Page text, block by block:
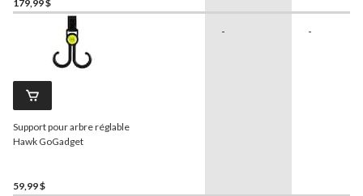
179,99 $
Support pour arbre réglable
Hawk GoGadget
59,99 $
- -